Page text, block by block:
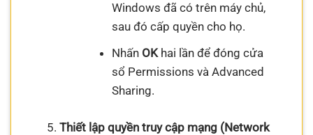
Windows đã có trên máy chủ,
sau đó cấp quyền cho họ.
Nhấn OKhai lần để đóng cửa
sổ Permissions và Advanced
Sharing.
Thiết lập quyền truy cập mạng (Network